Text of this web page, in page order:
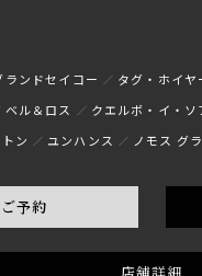
ランドセイコー タグ・ホイヤ
ベル＆ロス クエルボ・イ・ソ
ン ユンハンス ノモス グ
予約